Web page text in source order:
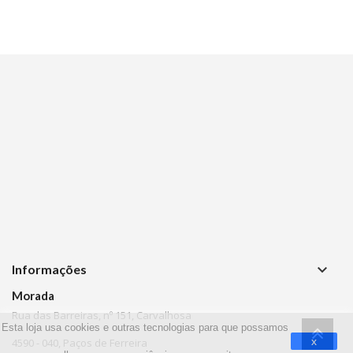
Esta loja usa cookies e outras tecnologias para que possamos
x
Informações keyboard_arrow_down
Morada
Rua das Barreiras, nº 151, Carvalhosa
4590 - 040, Paços de Ferreira